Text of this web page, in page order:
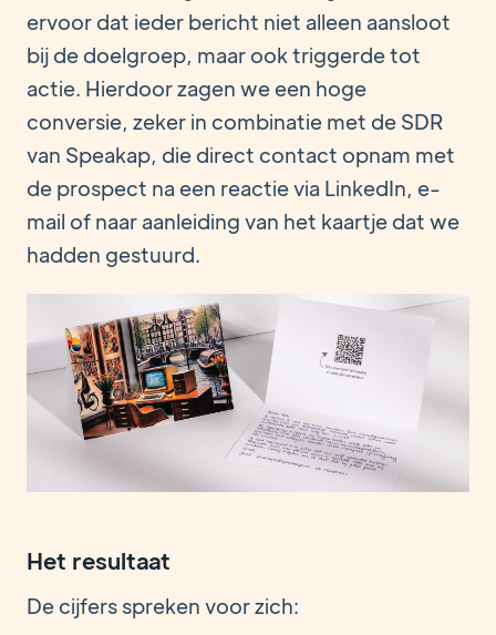
ervoor dat ieder bericht niet alleen aansloot
bij de doelgroep, maar ook triggerde tot
actie. Hierdoor zagen we een hoge
conversie, zeker in combinatie met de SDR
van Speakap, die direct contact opnam met
de prospect na een reactie via LinkedIn, e-
mail of naar aanleiding van het kaartje dat we
hadden gestuurd.
Het resultaat
De cijfers spreken voor zich: